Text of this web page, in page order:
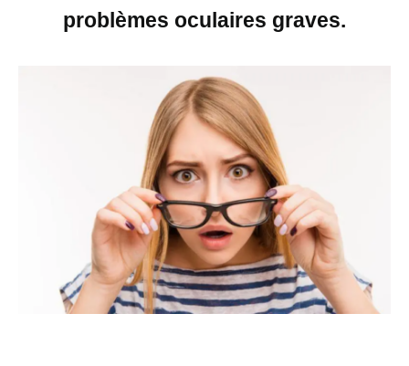
problèmes oculaires graves.